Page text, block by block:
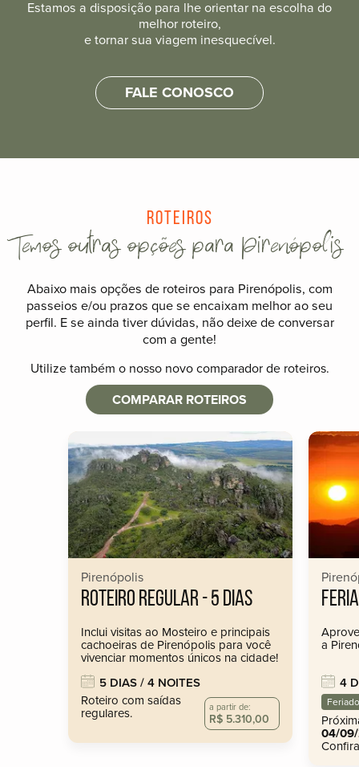
Estamos a disposição para lhe orientar na escolha do
melhor roteiro,
e tornar sua viagem inesquecível.
FALE CONOSCO
Roteiros
Temos outras opções para Pirenópolis
Abaixo mais opções de roteiros para Pirenópolis, com
passeios e/ou prazos que se encaixam melhor ao seu
perfil. E se ainda tiver dúvidas, não deixe de conversar
com a gente!
Utilize também o nosso novo comparador de roteiros.
COMPARAR ROTEIROS
Pirenópolis
ROTEIRO REGULAR - 5 DIAS
Inclui visitas ao Mosteiro e principais
cachoeiras de Pirenópolis para você
vivenciar momentos únicos na cidade!
5 DIAS / 4 NOITES
Roteiro com saídas
regulares. a partir de:
R$ 5.310,00
a
4
04/